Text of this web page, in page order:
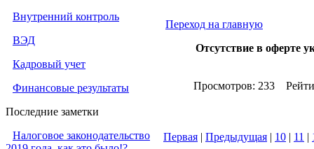
Внутренний контроль
ВЭД
Кадровый учет
Финансовые результаты
Последние заметки
Налоговое законодательство
Переход на главную
Отсутствие в оферте
Просмотров: 233
Первая | Предыдущая | 10 | 11 |